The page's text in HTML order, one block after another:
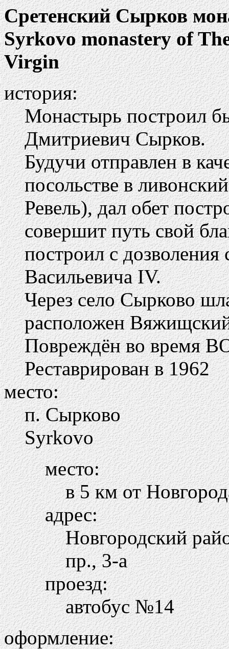
Сретенский Сырков
Syrkovo monastery of
Virgin
история:
Монастырь построил
Дмитриевич Сырков.
Будучи отправлен в
посольстве в
Ревель), дал обет
совершит путь свой
построил с дозволения
Васильевича IV.
Через село Сырково
расположен
Повреждён во время
Реставрирован в 1962
место:
п. Сырково
Syrkovo
место:
в 5 км от
адрес:
Новгородский
пр., 3-а
проезд:
автобус №14
оформление: